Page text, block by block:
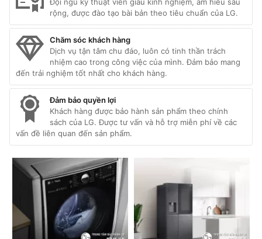
Đội ngũ kỹ thuật viên giàu kinh nghiệm, am hiểu sâu
rộng, được đào tạo bài bản theo tiêu chuẩn của LG.
Chăm sóc khách hàng
Dịch vụ tận tâm chu đáo, luôn có tinh thần trách
nhiệm cao trong công việc của mình. Đảm bảo mang
đến trải nghiệm tốt nhất cho khách hàng.
Đảm bảo quyền lợi
Khách hàng được bảo hành sản phẩm theo chính
sách của LG. Được tư vấn và hỗ trợ miễn phí về các
vấn đề liên quan đến sản phẩm.